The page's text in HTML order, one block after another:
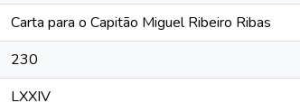
Carta para o Capitão Miguel Ribeiro Ribas
230
LXXIV